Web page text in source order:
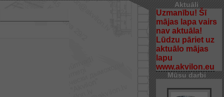
Aktuāli
Uzmanību! Šī
mājas lapa vairs
nav aktuāla!
Lūdzu pāriet uz
aktuālo mājas
lapu
www.akvilon.eu
Mūsu darbi